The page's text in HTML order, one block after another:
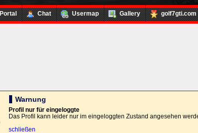
Portal Chat Usermap Gallery golf7gti.com
und
Kennwort
ein,
um
Bei jedem Besuch
automatisch einloggen.
Warnung
Profil nur für eingeloggte
Das Profil kann leider nur im eingeloggten Zustand angesehen
schließen